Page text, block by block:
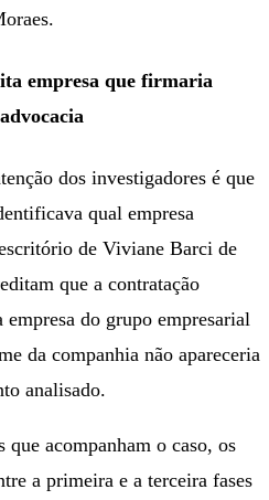
empresa que firmaria
dos investigadores é que
qual empresa
de Viviane Barci de
que a contratação
do grupo empresarial
da companhia não apareceria
analisado.
acompanham o caso, os
a primeira e a terceira fases